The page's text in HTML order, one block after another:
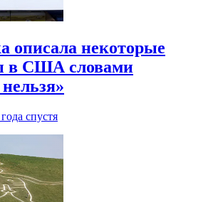
описала некоторые
в США словами
нельзя»
спустя